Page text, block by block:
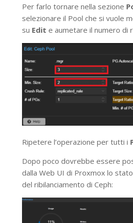
Per farlo tornare nella sezione
selezionare il Pool che si vuole
su Edit e aumetare il numero di
Ripetere l’operazione per tutti i
Dopo poco dovrebbe essere
dalla Web UI di Proxmox lo
del ribilanciamento di Ceph: